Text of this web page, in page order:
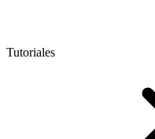
Tutoriales